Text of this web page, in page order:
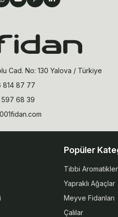
Cad. No: 130 Yalova / Türkiye
814 87 77
597 68 39
Popüler
Tıbbi Aromatikler
Yapraklı Ağaçlar
Meyve Fidanları
Çalılar